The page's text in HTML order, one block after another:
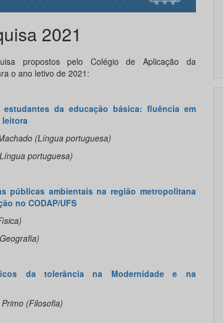
2021
propostos pelo Colégio de Aplicação da
o ano letivo de 2021:
da educação básica: fluência em
leitora
(Língua portuguesa)
portuguesa)
públicas ambientais na região metropolitana
no CODAP/UFS
da tolerância na Modernidade e na
(Filosofia)